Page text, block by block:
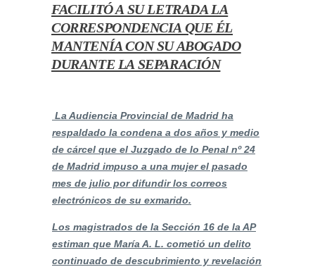
FACILITÓ A SU LETRADA LA
CORRESPONDENCIA QUE ÉL
MANTENÍA CON SU ABOGADO
DURANTE LA SEPARACIÓN
La Audiencia Provincial de Madrid ha
respaldado la condena a dos años y medio
de cárcel que el Juzgado de lo Penal nº 24
de Madrid impuso a una mujer el pasado
mes de julio por difundir los correos
electrónicos de su exmarido.
Los magistrados de la Sección 16 de la AP
estiman que María A. L. cometió un delito
continuado de descubrimiento y revelación